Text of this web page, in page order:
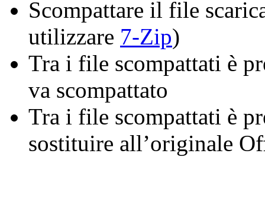
Scompattare il file
utilizzare 7-Zip)
Tra i file scompattati è
va scompattato
Tra i file scompattati è
sostituire all’originale